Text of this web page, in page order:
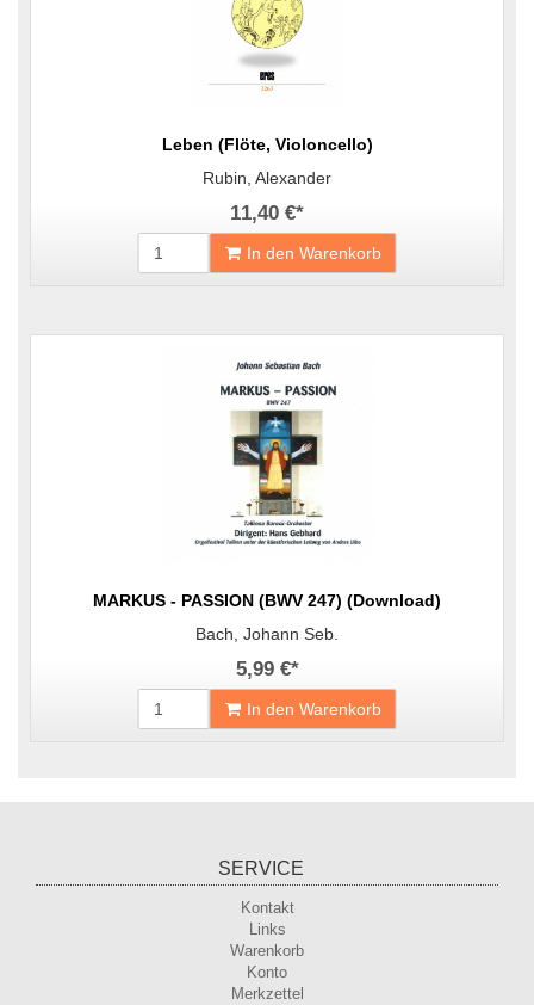
Leben (Flöte, Violoncello)
Rubin, Alexander
11,40 €*
In den Warenkorb
MARKUS - PASSION (BWV 247) (Download)
Bach, Johann Seb.
5,99 €*
In den Warenkorb
SERVICE
Kontakt
Links
Warenkorb
Konto
Merkzettel